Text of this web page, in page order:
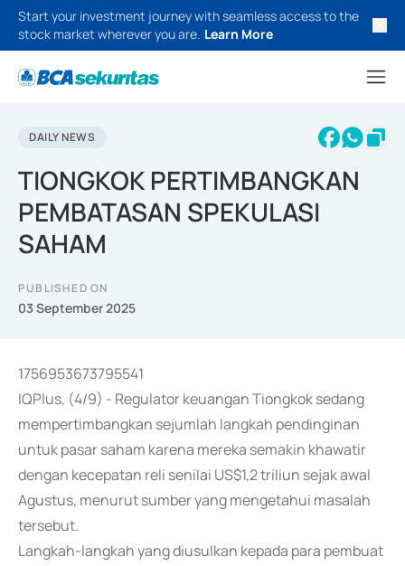
Start your investment journey with seamless access to the
stock market wherever you are. Learn More
DAILY NEWS
TIONGKOK PERTIMBANGKAN
PEMBATASAN SPEKULASI
SAHAM
PUBLISHED ON
03 September 2025
1756953673795541
IQPlus, (4/9) - Regulator keuangan Tiongkok sedang
mempertimbangkan sejumlah langkah pendinginan
untuk pasar saham karena mereka semakin khawatir
dengan kecepatan reli senilai US$1,2 triliun sejak awal
Agustus, menurut sumber yang mengetahui masalah
tersebut.
Langkah-langkah yang diusulkan kepada para pembuat